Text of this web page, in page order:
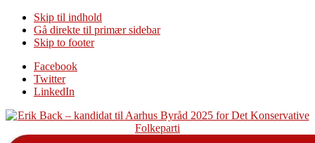
Skip til indhold
Gå direkte til primær sidebar
Skip to footer
Additional
menu
Facebook
Twitter
LinkedIn